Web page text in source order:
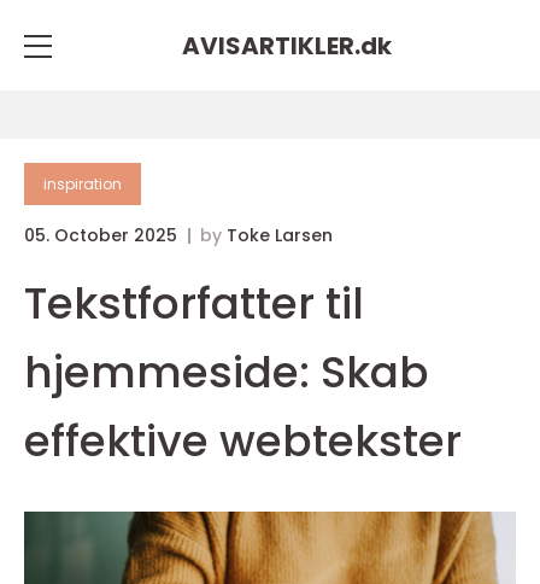
AVISARTIKLER.dk
inspiration
05. October 2025 by Toke Larsen
Tekstforfatter til
hjemmeside: Skab
effektive webtekster